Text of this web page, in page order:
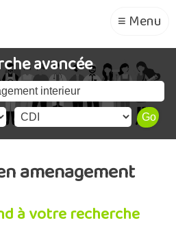
≡ Menu
avancée
amenagement
à votre recherche